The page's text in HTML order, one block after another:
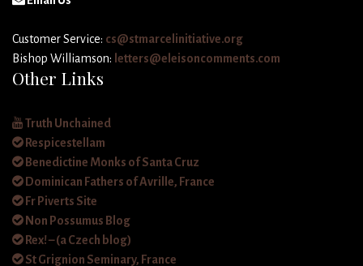
Customer Service: cs@stmarcelinitiative.org
Bishop Williamson: letters@eleisoncomments.com
Other Links
Truth Unchained
Respicestellam
Benedictine Monks of Santa Cruz
Dominican Fathers of Avrille, France
Fr Piverts Site
Non Possumus Blog
Rex! – (a Czech blog)
St Grignion Seminary, France